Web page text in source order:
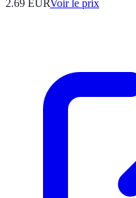
2.69 EURVoir le prix